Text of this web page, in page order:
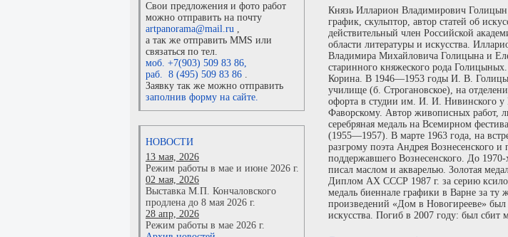
Свои предложения и фото работ
можно отправить на почту
artpanorama@mail.ru ,
а так же отправить MMS или
связаться по тел.
моб. +7(903) 509 83 86,
раб. 8 (495) 509 83 86 .
Заявку так же можно отправить
заполнив форму на сайте.
НОВОСТИ
13 мая, 2026
Режим работы в мае и июне 2026 г.
02 мая, 2026
Выставка М.П. Кончаловского
продлена до 8 мая 2026 г.
28 апр, 2026
Режим работы в мае 2026 г.
Князь Илларион Владимирович
график, скульптор, автор статей об
действительный член Российской
области литературы и искусства.
Владимира Михайловича Голицына и
старинного княжеского рода
Корина. В 1946—1953 годы И. В.
училище (б. Строгановское), на
офорта в студии им. И. И. Нивинского
Фаворскому. Автор живописных работ,
серебряная медаль на Всемирном
(1955—1957). В марте 1963 года, на
разгрому поэта Андрея Вознесенского
поддержавшего Вознесенского. До
писал маслом и акварелью. Золотая
Диплом АХ СССР 1987 г. за серию
медаль биеннале графики в Варне за
произведений «Дом в Новогирееве» был
искусства. Погиб в 2007 году: был сбит